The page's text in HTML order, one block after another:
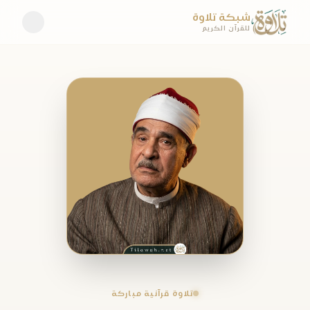
شبكة تلاوة
للقرآن الكريم
تلاوة قرآنية مباركة